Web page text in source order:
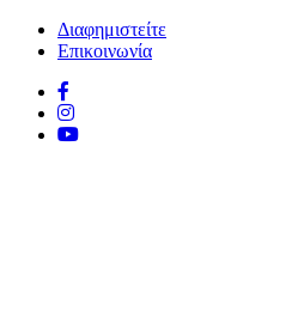
Διαφημιστείτε
Επικοινωνία